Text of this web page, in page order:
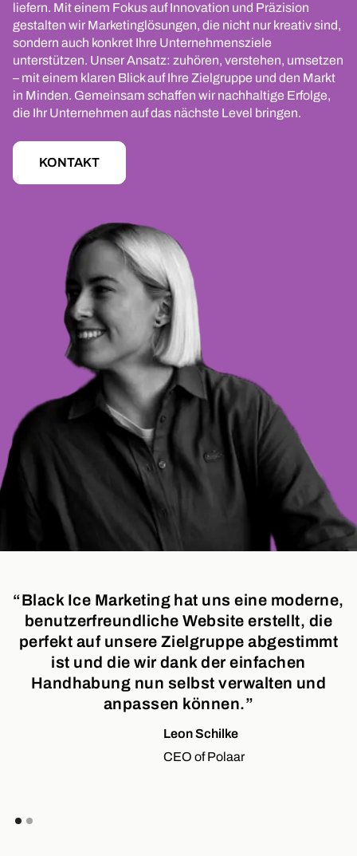
liefern. Mit einem Fokus auf Innovation und Präzision
gestalten wir Marketinglösungen, die nicht nur kreativ sind,
sondern auch konkret Ihre Unternehmensziele
unterstützen. Unser Ansatz: zuhören, verstehen, umsetzen
– mit einem klaren Blick auf Ihre Zielgruppe und den Markt
in Minden. Gemeinsam schaffen wir nachhaltige Erfolge,
die Ihr Unternehmen auf das nächste Level bringen.
KONTAKT
“Black Ice Marketing hat uns eine moderne,
benutzerfreundliche Website erstellt, die
perfekt auf unsere Zielgruppe abgestimmt
ist und die wir dank der einfachen
Handhabung nun selbst verwalten und
anpassen können.”
Leon Schilke
CEO of Polaar